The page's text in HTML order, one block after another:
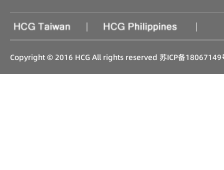
| |
Copyright © 2016 HCG All rights reserved 苏ICP备